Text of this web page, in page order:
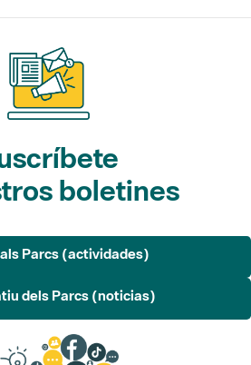
boletines
Parcs (actividades)
dels Parcs (noticias)